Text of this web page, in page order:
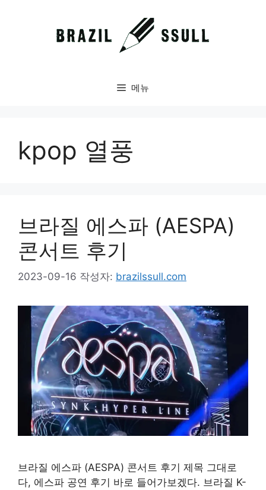
메뉴
kpop 열풍
브라질 에스파 (AESPA)
콘서트 후기
2023-09-16 작성자: brazilssull.com
브라질 에스파 (AESPA) 콘서트 후기 제목 그대로
다, 에스파 공연 후기 바로 들어가보겠다. 브라질 K-